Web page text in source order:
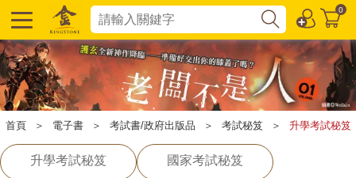
0
首頁 ＞ 電子書 ＞ 考試書/政府出版品 ＞ 考試秘笈 ＞ 升學考試秘笈
升學考試秘笈 國家考試秘笈